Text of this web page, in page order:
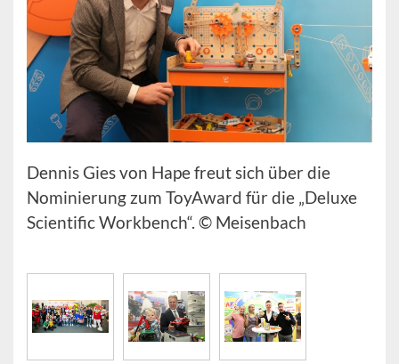
Dennis Gies von Hape freut sich über die
Nominierung zum ToyAward für die „Deluxe
Scientific Workbench“. © Meisenbach